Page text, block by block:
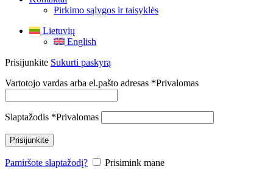
Pirkimo sąlygos ir taisyklės
Lietuvių
English
Prisijunkite Sukurti paskyrą
Vartotojo vardas arba el.pašto adresas *Privalomas
Slaptažodis *Privalomas
Prisijunkite
Pamiršote slaptažodį?
Prisimink mane